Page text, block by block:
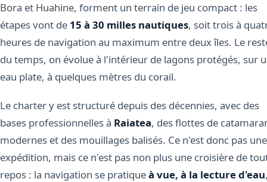
Bora et Huahine, forment un terrain de jeu compact : les
étapes vont de 15 à 30 milles nautiques, soit trois à
heures de navigation au maximum entre deux îles. Le
du temps, on évolue à l'intérieur de lagons protégés, sur
eau plate, à quelques mètres du corail.
Le charter y est structuré depuis des décennies, avec des
bases professionnelles à Raiatea, des flottes de
modernes et des mouillages balisés. Ce n'est donc pas une
expédition, mais ce n'est pas non plus une croisière de
repos : la navigation se pratiqueà vue, à la lecture d'eau